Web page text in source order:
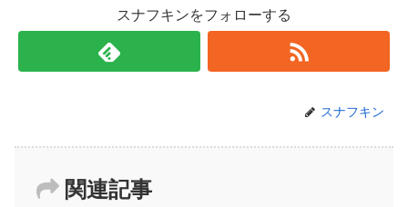
スナフキンをフォローする
スナフキン
関連記事